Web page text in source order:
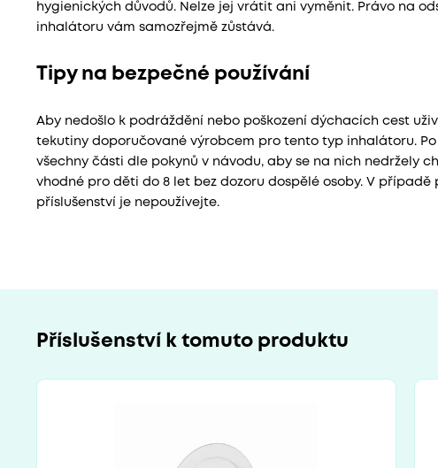
hygienických důvodů. Nelze jej vrátit ani vyměnit. Právo na
inhalátoru vám samozřejmě zůstává.
Tipy na bezpečné používání
Aby nedošlo k podráždění nebo poškození dýchacích cest
tekutiny doporučované výrobcem pro tento typ inhalátoru.
všechny části dle pokynů v návodu, aby se na nich nedržely
vhodné pro děti do 8 let bez dozoru dospělé osoby. V případě
příslušenství je nepoužívejte.
Příslušenství k tomuto produktu